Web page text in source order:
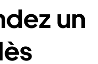
un